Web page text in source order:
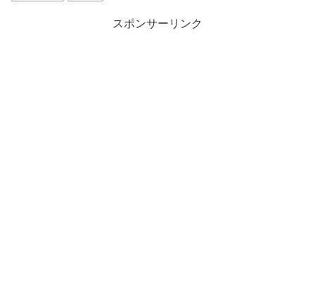
スポンサーリンク